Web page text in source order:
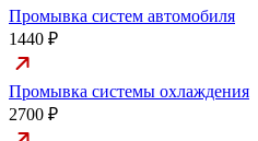
Промывка систем автомобиля
1440 ₽
Промывка системы охлаждения
2700 ₽